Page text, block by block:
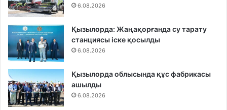
6.08.2026
Қызылорда: Жаңақорғанда су тарату
станциясы іске қосылды
6.08.2026
Қызылорда облысында құс фабрикасы
ашылды
6.08.2026